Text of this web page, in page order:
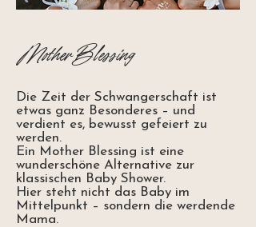
Mother Blessing
Die Zeit der Schwangerschaft ist
etwas ganz Besonderes – und
verdient es, bewusst gefeiert zu
werden.
Ein Mother Blessing ist eine
wunderschöne Alternative zur
klassischen Baby Shower.
Hier steht nicht das Baby im
Mittelpunkt – sondern die werdende
Mama.